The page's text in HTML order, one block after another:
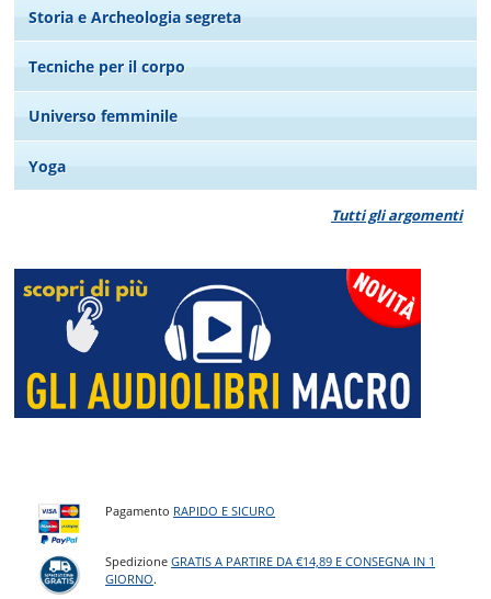
Storia e Archeologia segreta
Tecniche per il corpo
Universo femminile
Yoga
Tutti gli argomenti
Pagamento RAPIDO E SICURO
SpedizioneGRATIS A PARTIRE DA €14,89 E CONSEGNA IN 1
GIORNO.